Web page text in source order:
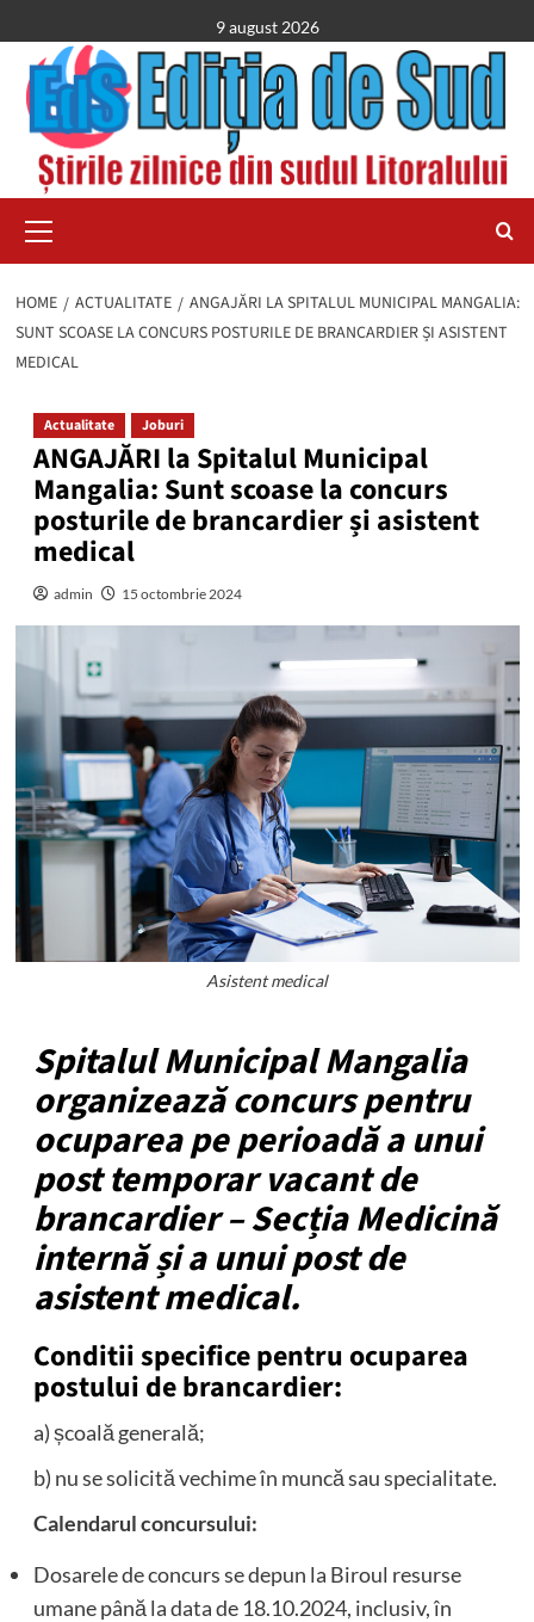
to
content
9 august 2026
Menu
HOME ACTUALITATE
ANGAJĂRI LA SPITALUL MUNICIPAL MANGALIA:
SUNT SCOASE LA CONCURS POSTURILE DE BRANCARDIER ȘI ASISTENT
MEDICAL
Actualitate Joburi
ANGAJĂRI la Spitalul Municipal
Mangalia: Sunt scoase la concurs
posturile de brancardier și asistent
medical
admin 15 octombrie 2024
Asistent medical
Spitalul Municipal Mangalia
organizează concurs pentru
ocuparea pe perioadă a unui
post temporar vacant de
brancardier – Secția Medicină
internă și a unui post de
asistent medical.
Conditii specifice pentru ocuparea
postului de brancardier:
a) școală generală;
b) nu se solicită vechime în muncă sau specialitate.
Calendarul concursului:
Dosarele de concurs se depun la Biroul resurse
umane până la data de 18.10.2024, inclusiv, în